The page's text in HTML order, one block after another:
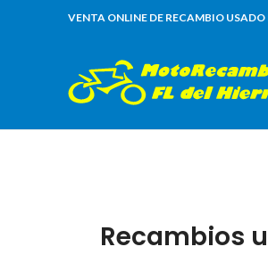
VENTA ONLINE DE RECAMBIO
Recambios